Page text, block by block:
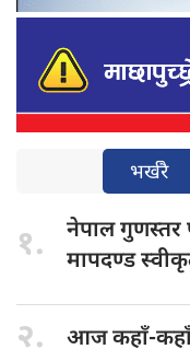
भर्खरै
१. नेपाल गुणस्तर
मापदण्ड
२. आज कहाँ-